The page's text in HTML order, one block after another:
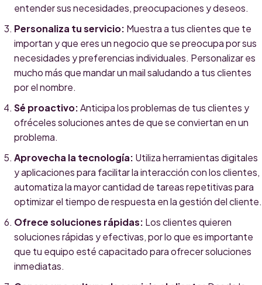
entender sus necesidades, preocupaciones y deseos.
Personaliza tu servicio: Muestra a tus clientes que te
importan y que eres un negocio que se preocupa por sus
necesidades y preferencias individuales. Personalizar es
mucho más que mandar un mail saludando a tus clientes
por el nombre.
Sé proactivo:Anticipa los problemas de tus clientes y
ofréceles soluciones antes de que se conviertan en un
problema.
Aprovecha la tecnología: Utiliza herramientas digitales
y aplicaciones para facilitar la interacción con los clientes,
automatiza la mayor cantidad de tareas repetitivas para
optimizar el tiempo de respuesta en la gestión del cliente.
Ofrece soluciones rápidas: Los clientes quieren
soluciones rápidas y efectivas, por lo que es importante
que tu equipo esté capacitado para ofrecer soluciones
inmediatas.